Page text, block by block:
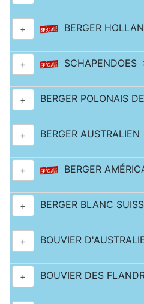
+ BERGER
+
+ BERGER POLONAIS
+ BERGER
+ BERGER
+ BERGER BLANC
+ BOUVIER
+ BOUVIER DES